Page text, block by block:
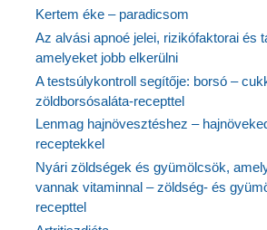
Kertem éke – paradicsom
Az alvási apnoé jelei, rizikófaktorai és
amelyeket jobb elkerülni
A testsúlykontroll segítője: borsó –
zöldborsósaláta-recepttel
Lenmag hajnövesztéshez –
receptekkel
Nyári zöldségek és gyümölcsök,
vannak vitaminnal – zöldség- és
recepttel